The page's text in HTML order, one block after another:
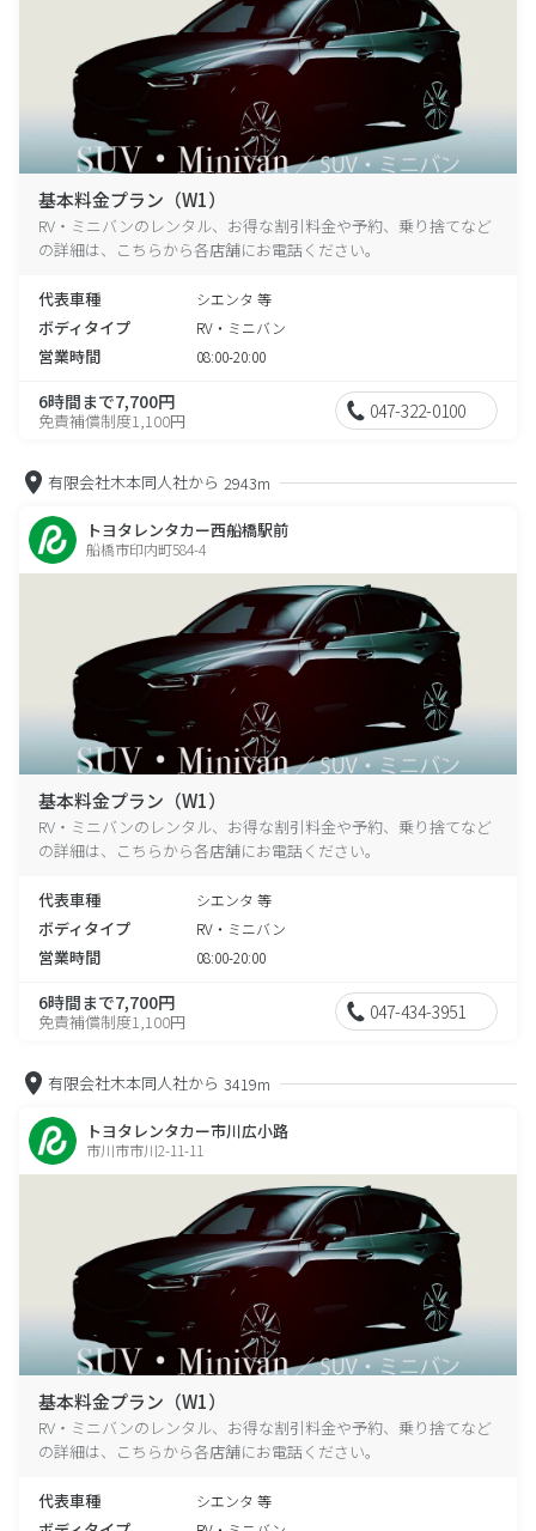
基本料金プラン（W1）
RV・ミニバンのレンタル、お得な割引料金や予約、乗り捨てなど
の詳細は、こちらから各店舗にお電話ください。
代表車種 シエンタ 等
ボディタイプ RV・ミニバン
営業時間 08:00-20:00
6時間まで7,700円
免責補償制度1,100円 047-322-0100
有限会社木本同人社から 2943m
トヨタレンタカー西船橋駅前
船橋市印内町584-4
基本料金プラン（W1）
RV・ミニバンのレンタル、お得な割引料金や予約、乗り捨てなど
の詳細は、こちらから各店舗にお電話ください。
代表車種 シエンタ 等
ボディタイプ RV・ミニバン
営業時間 08:00-20:00
6時間まで7,700円
免責補償制度1,100円 047-434-3951
有限会社木本同人社から 3419m
トヨタレンタカー市川広小路
市川市市川2-11-11
基本料金プラン（W1）
RV・ミニバンのレンタル、お得な割引料金や予約、乗り捨てなど
の詳細は、こちらから各店舗にお電話ください。
代表車種 シエンタ 等